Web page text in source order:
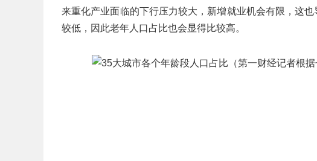
来重化产业面临的下行压力较大，新增就业机会有限，这
较低，因此老年人口占比也会显得比较高。